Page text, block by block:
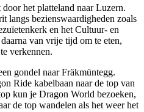
het platteland naar Luzern.
langs bezienswaardigheden zoals
en het Cultuur- en
van vrije tijd om te eten,
verkennen.
gondel naar Fräkmüntegg.
Ride kabelbaan naar de top van
kun je Dragon World bezoeken,
de top wandelen als het weer het